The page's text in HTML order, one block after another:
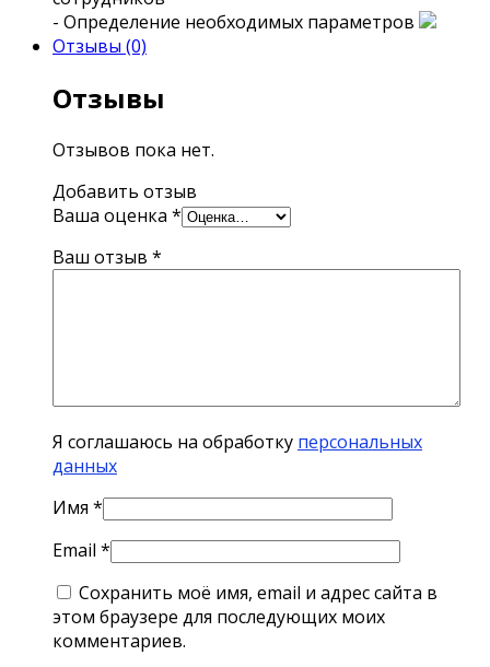
- Определение необходимых параметров
Отзывы (0)
Отзывы
Отзывов пока нет.
Добавить отзыв
Ваша оценка *
Ваш отзыв *
Я соглашаюсь на обработку персональных
данных
Имя *
Email *
Сохранить моё имя, email и адрес сайта в
этом браузере для последующих моих
комментариев.